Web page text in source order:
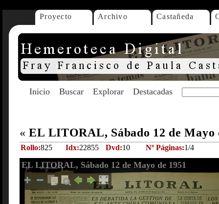
Proyecto Archivo Castañeda
Inicio Buscar Explorar Destacadas
« EL LITORAL, Sábado 12 de Mayo
Rollo:825 Idx:22855 Dvd:10 Nº Páginas:1/4
EL LITORAL, Sábado 12 de Mayo de 1951